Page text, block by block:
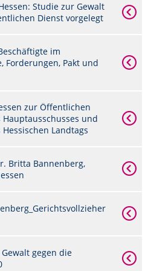
Studie zur Gewalt
Dienst vorgelegt
im
Forderungen, Pakt und
zur Öffentlichen
und
Landtags
Britta Bannenberg,
gegen die